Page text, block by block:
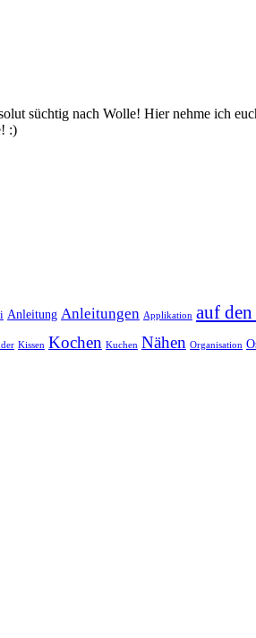
süchtig nach Wolle! Hier nehme ich
:)
Anleitung Anleitungen Applikation auf
Kissen Kochen Kuchen Nähen Organisation